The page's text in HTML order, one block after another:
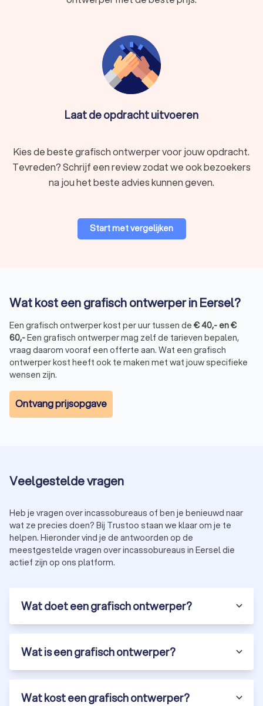
Laat de opdracht uitvoeren
Kies de beste grafisch ontwerper voor jouw opdracht.
Tevreden? Schrijf een review zodat we ook bezoekers
na jou het beste advies kunnen geven.
Start met vergelijken
Wat kost een grafisch ontwerper in Eersel?
Een grafisch ontwerper kost per uur tussen de €40,- en€
60,-Een grafisch ontwerper mag zelf de tarieven bepalen,
vraag daarom vooraf een offerte aan. Wat een grafisch
ontwerper kost heeft ook te maken met wat jouw specifieke
wensen zijn.
Ontvang prijsopgave
Veelgestelde vragen
Heb je vragen over incassobureaus of ben je benieuwd naar
wat ze precies doen? Bij Trustoo staan we klaar om je te
helpen. Hieronder vind je de antwoorden op de
meestgestelde vragen over incassobureaus in Eersel die
actief zijn op ons platform.
Wat doet een grafisch ontwerper?
Wat is een grafisch ontwerper?
Wat kost een grafisch ontwerper?